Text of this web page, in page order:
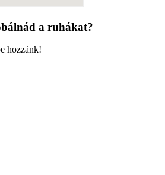
a ruhákat?
hozzánk!